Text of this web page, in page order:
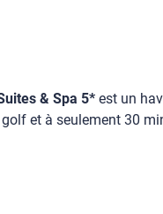
& Spa 5* est un
et à seulement 30